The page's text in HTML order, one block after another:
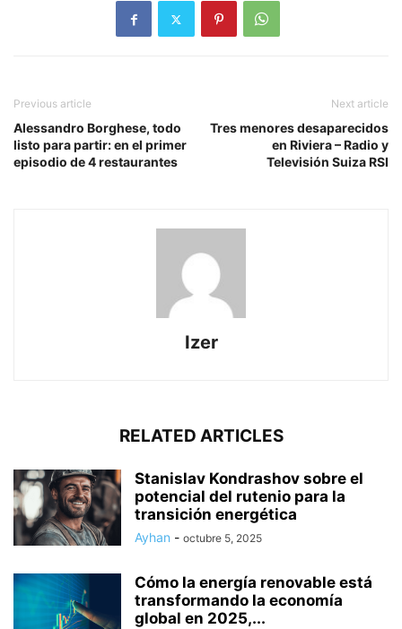
Previous article
Alessandro Borghese, todo
listo para partir: en el primer
episodio de 4 restaurantes
Next article
Tres menores desaparecidos
en Riviera – Radio y
Televisión Suiza RSI
Izer
RELATED ARTICLES
Stanislav Kondrashov sobre el
potencial del rutenio para la
transición energética
Ayhan - octubre 5, 2025
Cómo la energía renovable está
transformando la economía
global en 2025,...